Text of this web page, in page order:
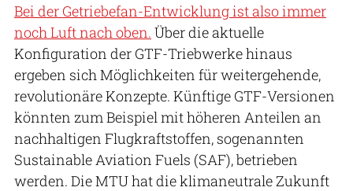
Bei der Getriebefan-Entwicklung ist also immer
noch Luft nach oben. Über die aktuelle
Konfiguration der GTF-Triebwerke hinaus
ergeben sich Möglichkeiten für weitergehende,
revolutionäre Konzepte. Künftige GTF-Versionen
könnten zum Beispiel mit höheren Anteilen an
nachhaltigen Flugkraftstoffen, sogenannten
Sustainable Aviation Fuels (SAF), betrieben
werden. Die MTU hat die klimaneutrale Zukunft